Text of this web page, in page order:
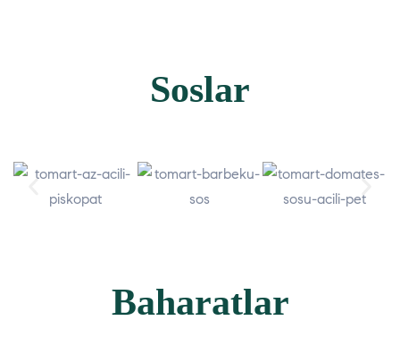
Soslar
Baharatlar